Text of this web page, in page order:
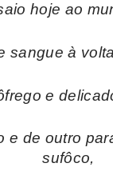
hoje ao
sangue à
e
e de outro
sufôco,